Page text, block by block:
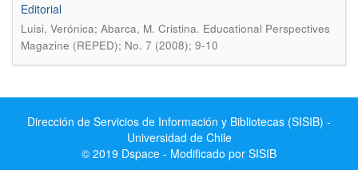
Editorial
Luisi, Verónica; Abarca, M. Cristina. Educational Perspectives
Magazine (REPED); No. 7 (2008); 9-10
Dirección de Servicios de Información y Bibliotecas (SISIB) -
Universidad de Chile
© 2019 Dspace - Modificado por SISIB